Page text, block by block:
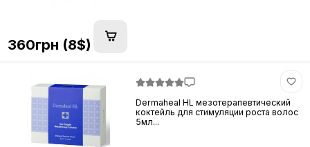
360грн (8$)
Dermaheal HL мезотерапевтический
коктейль для стимуляции роста волос
5мл...